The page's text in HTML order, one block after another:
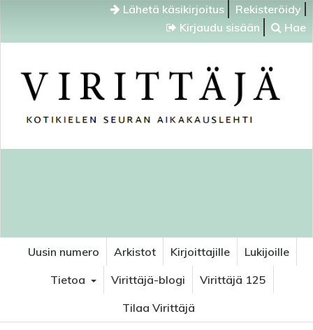
Lähetä käsikirjoitus
Rekisteröidy
Kirjaudu sisään
Hae
Uusin numero Arkistot Kirjoittajille
Lukijoille
Tietoa
Virittäjä-blogi
Virittäjä 125
Tilaa Virittäjä